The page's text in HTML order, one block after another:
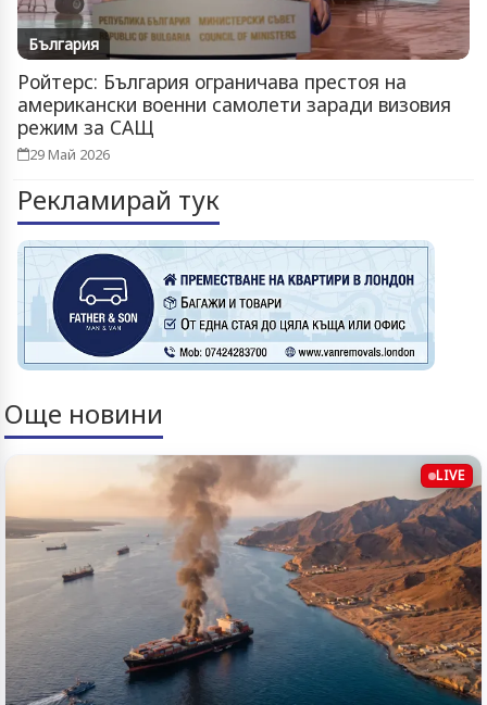
България
Ройтерс: България ограничава престоя на
американски военни самолети заради визовия
режим за САЩ
29 Май 2026
Рекламирай тук
Още новини
LIVE